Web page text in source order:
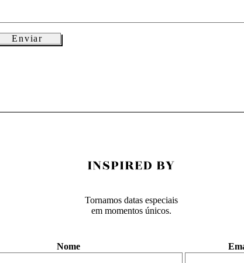
Tornamos datas especiais
em momentos únicos.
Nome